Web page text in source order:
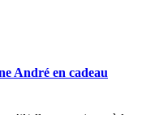
André en cadeau